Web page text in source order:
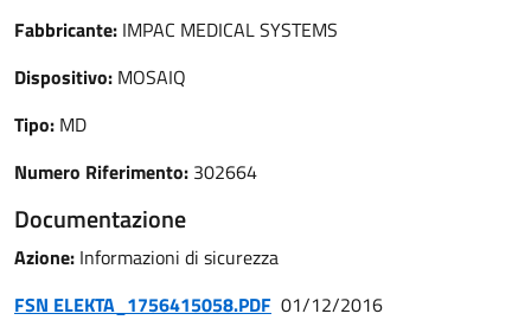
Fabbricante: IMPAC MEDICAL SYSTEMS
Dispositivo: MOSAIQ
Tipo: MD
Numero Riferimento: 302664
Documentazione
Azione: Informazioni di sicurezza
FSN ELEKTA_1756415058.PDF 01/12/2016